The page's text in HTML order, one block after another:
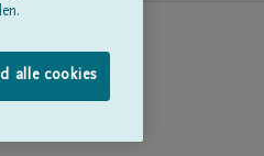
alle cookies